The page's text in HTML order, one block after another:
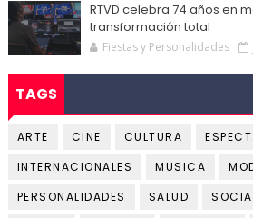
RTVD celebra 74 años en
transformación total
Fiestas y Personalidades
TAGS
ARTE CINE CULTURA
INTERNACIONALES
MUSICA
PERSONALIDADES
SALUD